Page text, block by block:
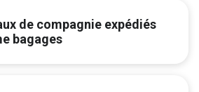
de compagnie expédiés
bagages